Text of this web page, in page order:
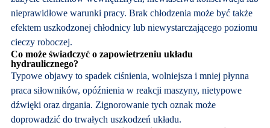
nieprawidłowe warunki pracy. Brak chłodzenia może być także
efektem uszkodzonej chłodnicy lub niewystarczającego poziomu
cieczy roboczej.
Co może świadczyć o zapowietrzeniu układu
hydraulicznego?
Typowe objawy to spadek ciśnienia, wolniejsza i mniej płynna
praca siłowników, opóźnienia w reakcji maszyny, nietypowe
dźwięki oraz drgania. Zignorowanie tych oznak może
doprowadzić do trwałych uszkodzeń układu.